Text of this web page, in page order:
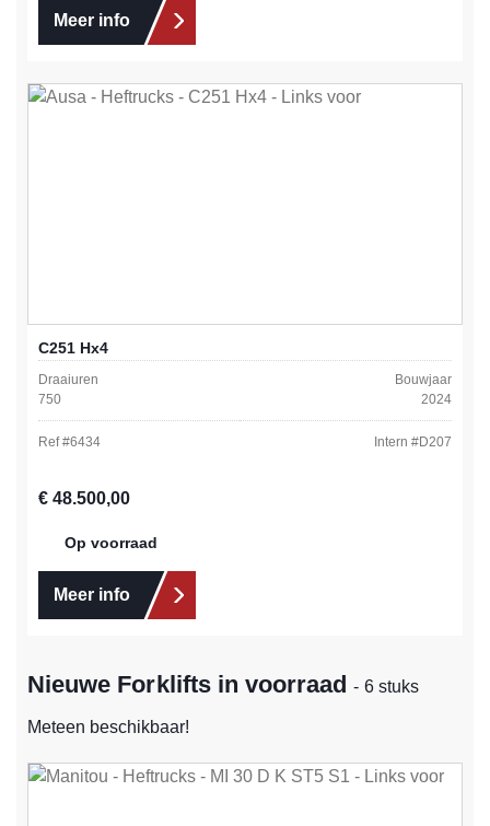
Meer info
C251 Hx4
Draaiuren
750
Bouwjaar
2024
Ref #6434 Intern #D207
Normale prijs:
€ 48.500,00
Op voorraad
Meer info
Nieuwe Forklifts in voorraad- 6 stuks
Meteen beschikbaar!